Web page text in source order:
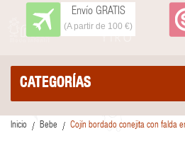
Envío GRATIS
(A partir de 100 €)
CATEGORÍAS
Inicio Bebe Cojín bordado conejita con falda